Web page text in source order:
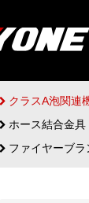
クラスA泡関連
ホース結合金
ファイヤーブラ